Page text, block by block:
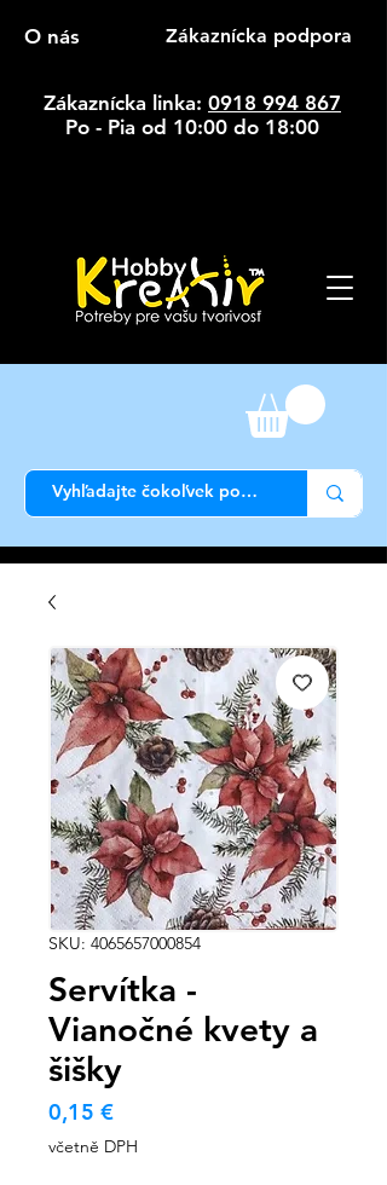
O nás Zákaznícka podpora
Zákaznícka linka: 0918 994 867
Po - Pia od 10:00 do 18:00
SKU: 4065657000854
Servítka -
Vianočné kvety a
šišky
0,15 €Cena
včetně DPH